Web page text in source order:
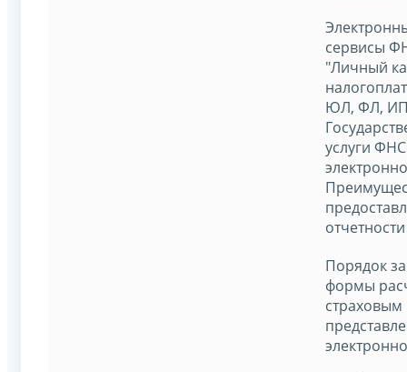
сервисы
"Личный
ЮЛ, ФЛ,
услуги
Порядок
формы